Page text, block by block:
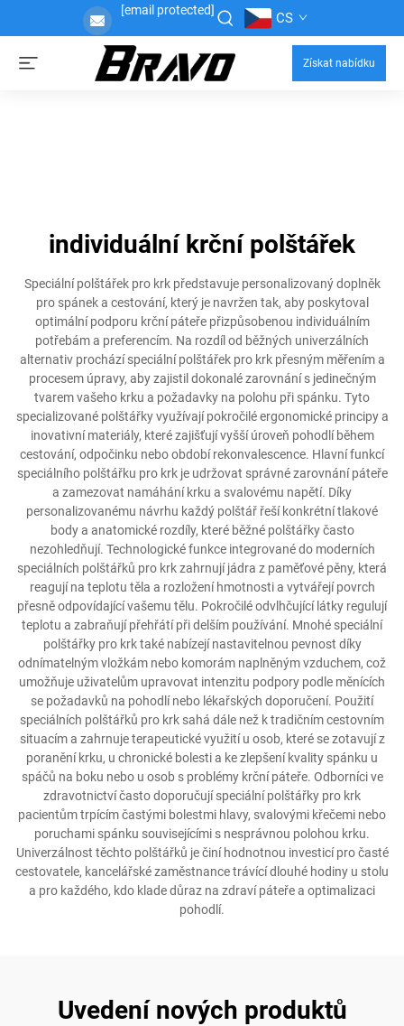
[email protected] CS
Získat nabídku
individuální krční polštářek
Speciální polštářek pro krk představuje personalizovaný doplněk
pro spánek a cestování, který je navržen tak, aby poskytoval
optimální podporu krční páteře přizpůsobenou individuálním
potřebám a preferencím. Na rozdíl od běžných univerzálních
alternativ prochází speciální polštářek pro krk přesným měřením a
procesem úpravy, aby zajistil dokonalé zarovnání s jedinečným
tvarem vašeho krku a požadavky na polohu při spánku. Tyto
specializované polštářky využívají pokročilé ergonomické principy a
inovativní materiály, které zajišťují vyšší úroveň pohodlí během
cestování, odpočinku nebo období rekonvalescence. Hlavní funkcí
speciálního polštářku pro krk je udržovat správné zarovnání páteře
a zamezovat namáhání krku a svalovému napětí. Díky
personalizovanému návrhu každý polštář řeší konkrétní tlakové
body a anatomické rozdíly, které běžné polštářky často
nezohledňují. Technologické funkce integrované do moderních
speciálních polštářků pro krk zahrnují jádra z paměťové pěny, která
reagují na teplotu těla a rozložení hmotnosti a vytvářejí povrch
přesně odpovídající vašemu tělu. Pokročilé odvlhčující látky regulují
teplotu a zabraňují přehřátí při delším používání. Mnohé speciální
polštářky pro krk také nabízejí nastavitelnou pevnost díky
odnímatelným vložkám nebo komorám naplněným vzduchem, což
umožňuje uživatelům upravovat intenzitu podpory podle měnících
se požadavků na pohodlí nebo lékařských doporučení. Použití
speciálních polštářků pro krk sahá dále než k tradičním cestovním
situacím a zahrnuje terapeutické využití u osob, které se zotavují z
poranění krku, u chronické bolesti a ke zlepšení kvality spánku u
spáčů na boku nebo u osob s problémy krční páteře. Odborníci ve
zdravotnictví často doporučují speciální polštářky pro krk
pacientům trpícím častými bolestmi hlavy, svalovými křečemi nebo
poruchami spánku souvisejícími s nesprávnou polohou krku.
Univerzálnost těchto polštářků je činí hodnotnou investicí pro časté
cestovatele, kancelářské zaměstnance trávící dlouhé hodiny u stolu
a pro každého, kdo klade důraz na zdraví páteře a optimalizaci
pohodlí.
Uvedení nových produktů